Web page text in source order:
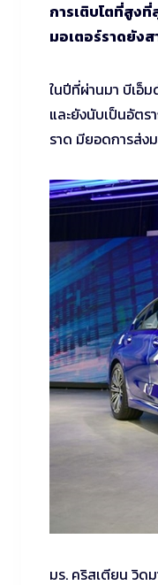
การเติบโตที่สูง
มอเตอร์ราดยัง
ในปีที่ผ่านมา บีเอ็
และยังนับเป็นอัต
ราด มียอดการส่ง
มร. คริสเตียน วิด